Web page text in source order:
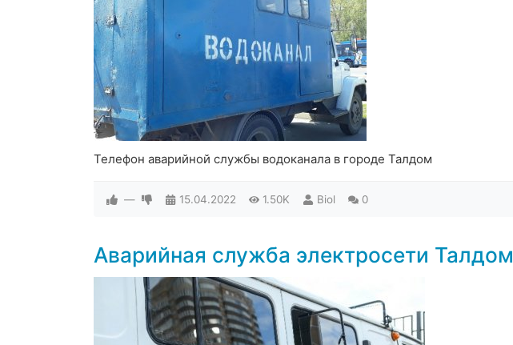
Телефон аварийной службы водоканала в городе Талдом
— 15.04.2022 1.50K Biol 0
Аварийная служба электросети Талдом